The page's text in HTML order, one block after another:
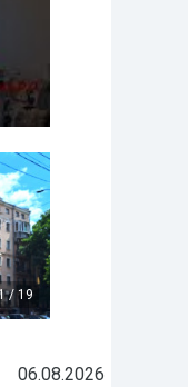
/19
06.08.2026